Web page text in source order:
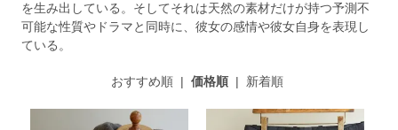
を生み出している。そしてそれは天然の素材だけが持つ予測不
可能な性質やドラマと同時に、彼女の感情や彼女自身を表現し
ている。
おすすめ順| 価格順| 新着順